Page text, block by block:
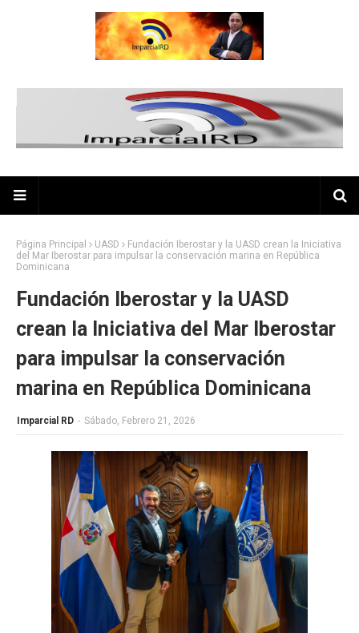
Página Principal UASD
Fundación Iberostar y la UASD crean la Iniciativa
del Mar Iberostar para impulsar la conservación marina en República
Dominicana
Fundación Iberostar y la UASD
crean la Iniciativa del Mar Iberostar
para impulsar la conservación
marina en República Dominicana
Imparcial RD - Sábado, Febrero 21, 2026